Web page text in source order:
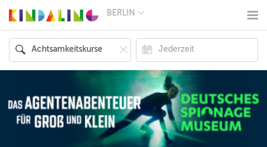
BERLIN
BERLIN
MÜNCHEN
HAMBURG
KÖLN
DÜSSELDORF
STUTTGART
ESSEN
HANNOVER
LEIPZIG
DRESDEN